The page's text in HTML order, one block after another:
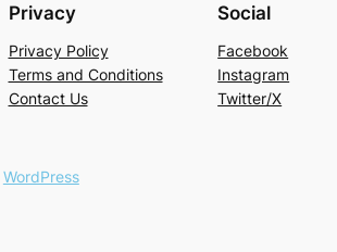
Privacy
Privacy Policy
Terms and Conditions
Contact Us
Social
Facebook
Instagram
Twitter/X
WordPress